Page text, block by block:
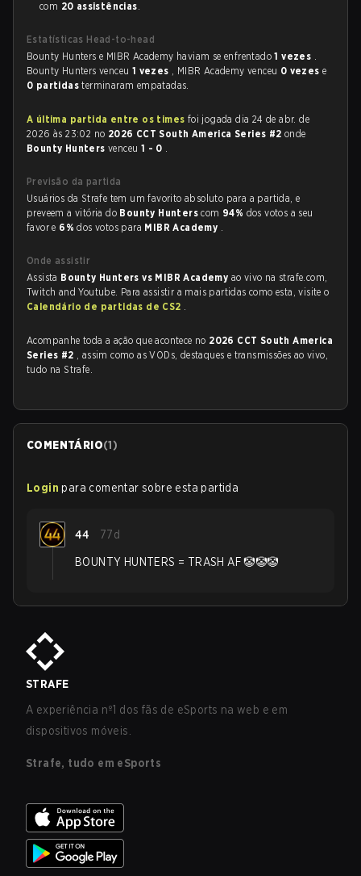
com 20 assistências.
Estatísticas Head-to-head
Bounty Hunters e MIBR Academy haviam se enfrentado1 vezes .
Bounty Hunters venceu 1 vezes , MIBR Academy venceu 0 vezese
0 partidasterminaram empatadas.
A última partida entre os times foi jogada dia 24 de abr. de
2026 às 23:02 no 2026 CCT South America Series #2onde
Bounty Hunters venceu 1 - 0 .
Previsão da partida
Usuários da Strafe tem um favorito absoluto para a partida, e
preveem a vitória do Bounty Hunterscom 94% dos votos a seu
favor e 6%dos votos para MIBR Academy .
Onde assistir
Assista Bounty Hunters vs MIBR Academy ao vivo na strafe.com,
Twitch and Youtube. Para assistir a mais partidas como esta, visite o
Calendário de partidas de CS2 .
Acompanhe toda a ação que acontece no 2026 CCT South America
Series #2 , assim como as VODs, destaques e transmissões ao vivo,
tudo na Strafe.
COMENTÁRIO(1)
Login para comentar sobre esta partida
44 77d
BOUNTY HUNTERS = TRASH AF 🤡🤡🤡
STRAFE
A experiência nº1 dos fãs de eSports na web e em
dispositivos móveis.
Strafe, tudo em eSports